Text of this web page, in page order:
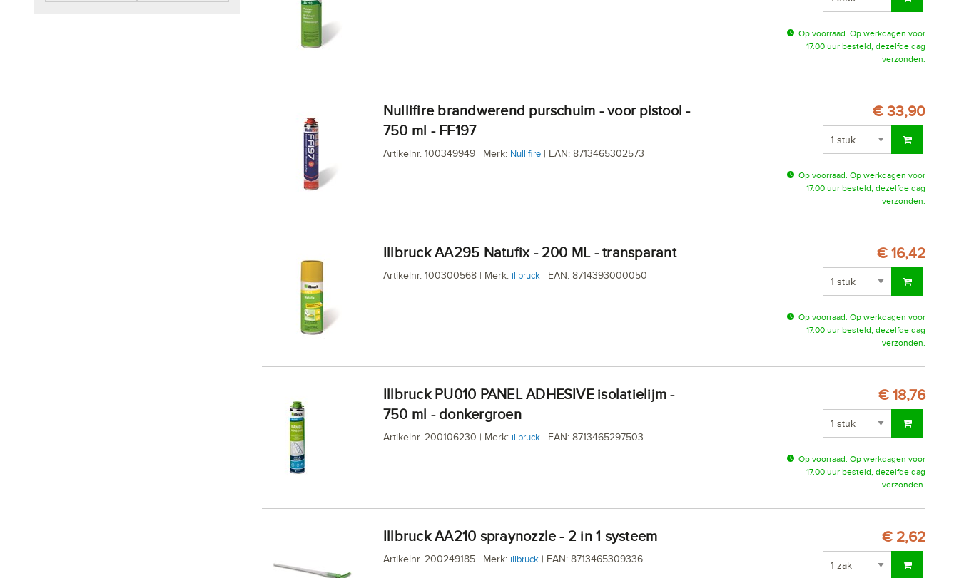
Op voorraad. Op werkdagen voor
17.00 uur besteld, dezelfde dag
verzonden.
Nullifire brandwerend purschuim - voor pistool -
750 ml - FF197
Artikelnr. 100349949 | Merk: Nullifire| EAN: 8713465302573
€ 33,90
Op voorraad. Op werkdagen voor
17.00 uur besteld, dezelfde dag
verzonden.
illbruck AA295 Natufix - 200 ML - transparant
Artikelnr. 100300568 | Merk: illbruck| EAN: 8714393000050
€ 16,42
Op voorraad. Op werkdagen voor
17.00 uur besteld, dezelfde dag
verzonden.
illbruck PU010 PANEL ADHESIVE isolatielijm -
750 ml - donkergroen
Artikelnr. 200106230 | Merk: illbruck| EAN: 8713465297503
€ 18,76
Op voorraad. Op werkdagen voor
17.00 uur besteld, dezelfde dag
verzonden.
illbruck AA210 spraynozzle - 2 in 1 systeem
Artikelnr. 200249185 | Merk: illbruck| EAN: 8713465309336
€ 2,62